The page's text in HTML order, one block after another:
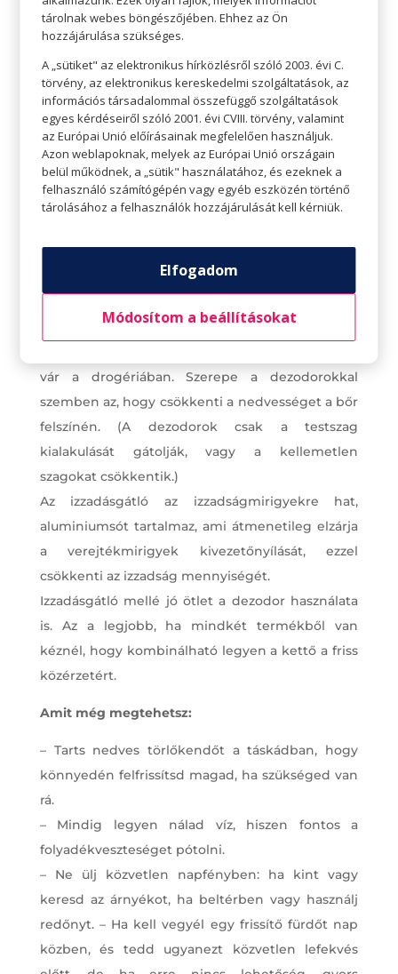
olajmentes formulákat keresni, amik jobban
felszívódnak.
Használj izzadásgátlót!
vár a drogériában. Szerepe a dezodorokkal
szemben az, hogy csökkenti a nedvességet a bőr
felszínén. (A dezodorok csak a testszag
kialakulását gátolják, vagy a kellemetlen
szagokat csökkentik.)
Az izzadásgátló az izzadságmirigyekre hat,
aluminiumsót tartalmaz, ami átmenetileg elzárja
a verejtékmirigyek kivezetőnyílását, ezzel
csökkenti az izzadság mennyiségét.
Izzadásgátló mellé jó ötlet a dezodor használata
is. Az a legjobb, ha mindkét termékből van
kéznél, hogy kombinálható legyen a kettő a friss
közérzetért.
Amit még megtehetsz:
– Tarts nedves törlőkendőt a táskádban, hogy
könnyedén felfrissítsd magad, ha szükséged van
rá.
– Mindig legyen nálad víz, hiszen fontos a
folyadékveszteséget pótolni.
– Ne ülj közvetlen napfényben: ha kint vagy
keresd az árnyékot, ha beltérben vagy használj
redőnyt. – Ha kell vegyél egy frissítő fürdőt nap
közben, és tedd ugyanezt közvetlen lefekvés
tárolnak webes böngészőjében. Ehhez az Ön
hozzájárulása szükséges.
A „sütiket" az elektronikus hírközlésről szóló 2003. évi C.
törvény, az elektronikus kereskedelmi szolgáltatások, az
információs társadalommal összefüggő szolgáltatások
egyes kérdéseiről szóló 2001. évi CVIII. törvény, valamint
az Európai Unió előírásainak megfelelően használjuk.
Azon weblapoknak, melyek az Európai Unió országain
belül működnek, a „sütik" használatához, és ezeknek a
felhasználó számítógépén vagy egyéb eszközén történő
tárolásához a felhasználók hozzájárulását kell kérniük.
Elfogadom
Módosítom a beállításokat